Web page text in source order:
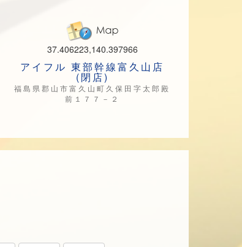
37.406223,140.397966
アイフル 東部幹線富久山店
(閉店)
福島県郡山市富久山町久保田字太郎殿
前１７７－２